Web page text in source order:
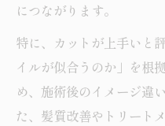
につながります。
特に、カットが上手いと
イルが似合うのか」を根
め、施術後のイメージ違
た、髪質改善やトリート